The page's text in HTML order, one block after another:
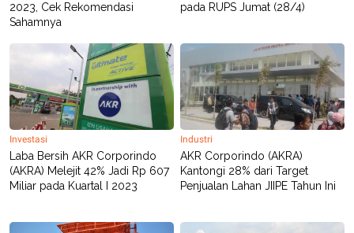
2023, Cek Rekomendasi
Sahamnya
pada RUPS Jumat (28/4)
Investasi
Laba Bersih AKR Corporindo
(AKRA) Melejit 42% Jadi Rp 607
Miliar pada Kuartal I 2023
Industri
AKR Corporindo (AKRA)
Kantongi 28% dari Target
Penjualan Lahan JIIPE Tahun Ini